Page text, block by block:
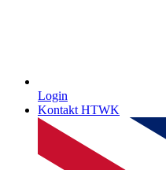
Login
Kontakt HTWK